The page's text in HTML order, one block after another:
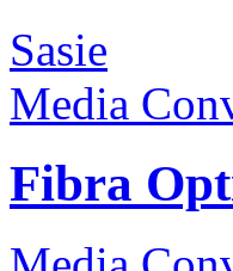
Sasie
Media
Fibra